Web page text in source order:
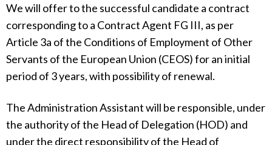
We will offer to the successful candidate a contract
corresponding to a Contract Agent FG III, as per
Article 3a of the Conditions of Employment of Other
Servants of the European Union (CEOS) for an initial
period of 3 years, with possibility of renewal.
The Administration Assistant will be responsible, under
the authority of the Head of Delegation (HOD) and
under the direct responsibility of the Head of